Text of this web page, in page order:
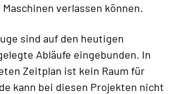
verlassen können.
sind auf den heutigen
Abläufe eingebunden. In
Zeitplan ist kein Raum für
kann bei diesen Projekten nicht